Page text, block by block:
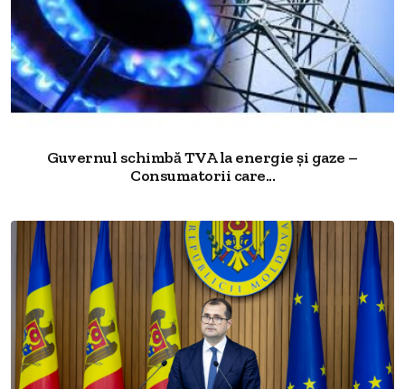
Guvernul schimbă TVA la energie și gaze –
Consumatorii care...